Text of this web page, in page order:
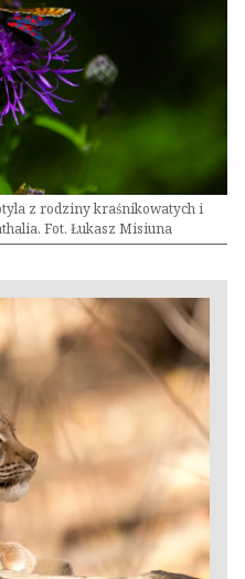
z rodziny kraśnikowatych i
Fot. Łukasz Misiuna